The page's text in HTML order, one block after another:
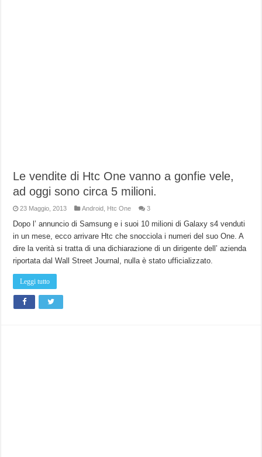
Le vendite di Htc One vanno a gonfie vele,
ad oggi sono circa 5 milioni.
23 Maggio, 2013 Android, Htc One 3
Dopo l’ annuncio di Samsung e i suoi 10 milioni di Galaxy s4 venduti
in un mese, ecco arrivare Htc che snocciola i numeri del suo One. A
dire la verità si tratta di una dichiarazione di un dirigente dell’ azienda
riportata dal Wall Street Journal, nulla è stato ufficializzato.
Leggi tutto